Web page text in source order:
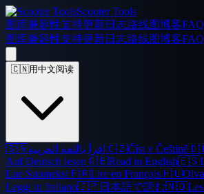
Scooter Tools
图库兼容性支持更新日志路线图博客FAQ
图库兼容性支持更新日志路线图博客FAQ
🇨🇳用中文阅读
🇸🇦اقرأ باللغة العربية 🇨🇿Číst v Češtině
Auf Deutsch lesen🇬🇧Read in English🇪🇸
Lue Suomeksi🇫🇷Lire en Français🇭🇺
Leggi in Italiano🇯🇵日本語で読む🇳🇴